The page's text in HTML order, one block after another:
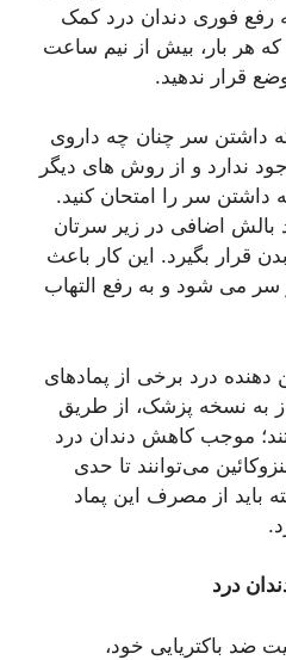
رفع فوری دندان درد کمک
هر بار، بیش از نیم ساعت
قرار ندهید.
داشتن سر چنان چه داروی
ندارد و از روش های دیگر
داشتن سر را امتحان کنید.
بالش اضافی در زیر سرتان
بدن قرار بگیرد. این کار باعث
می شود و به رفع التهاب
دهنده درد برخی از پمادهای
به نسخه پزشک، از طریق
موجب کاهش دندان درد
می‌توانند تا حدی
باید از مصرف این پماد
درد
ضد باکتریایی خود،